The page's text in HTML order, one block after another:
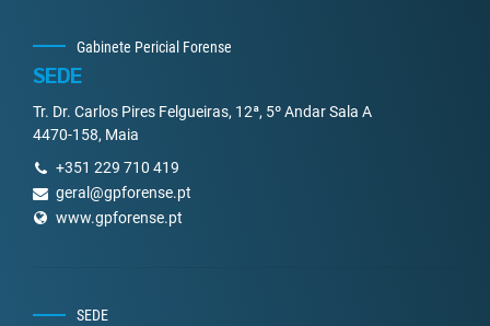
Gabinete Pericial Forense
SEDE
Tr. Dr. Carlos Pires Felgueiras, 12ª, 5º Andar Sala A
4470-158, Maia
+351 229 710 419
geral@gpforense.pt
www.gpforense.pt
SEDE